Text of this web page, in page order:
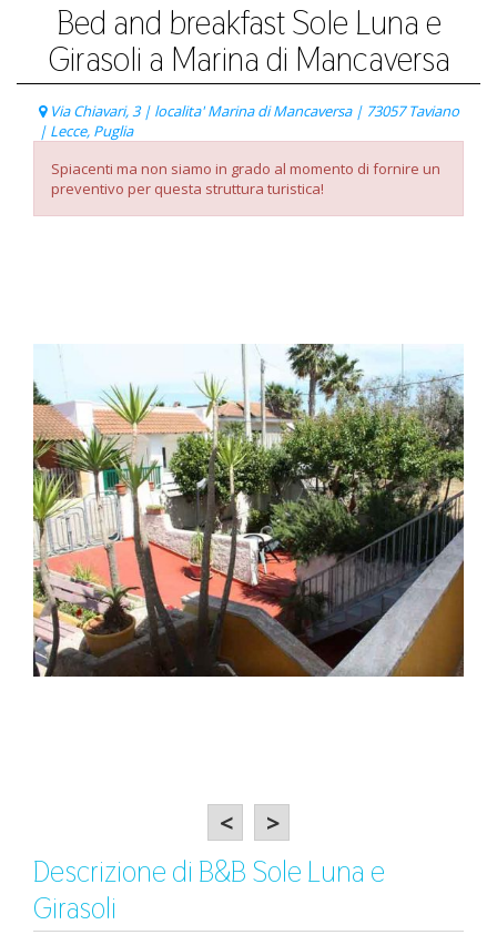
Bed and breakfast Sole Luna e
Girasoli a Marina di Mancaversa
Via Chiavari, 3 | localita' Marina di Mancaversa | 73057 Taviano
| Lecce, Puglia
Spiacenti ma non siamo in grado al momento di fornire un
preventivo per questa struttura turistica!
< >
Descrizione di B&B Sole Luna e
Girasoli